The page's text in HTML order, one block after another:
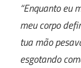
“Enquanto eu
meu corpo
tua mão
esgotando